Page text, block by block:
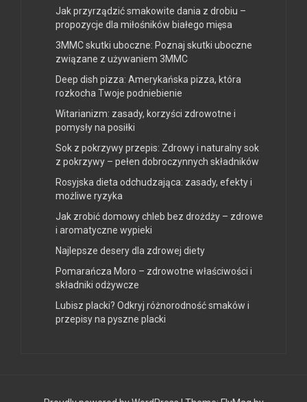
Jak przyrządzić smakowite dania z drobiu –
propozycje dla miłośników białego mięsa
3MMC skutki uboczne: Poznaj skutki uboczne
związane z używaniem 3MMC
Deep dish pizza: Amerykańska pizza, która
rozkocha Twoje podniebienie
Witarianizm: zasady, korzyści zdrowotne i
pomysły na posiłki
Sok z pokrzywy przepis: Zdrowy i naturalny sok
z pokrzywy – pełen dobroczynnych składników
Rosyjska dieta odchudzająca: zasady, efekty i
możliwe ryzyka
Jak zrobić domowy chleb bez drożdży – zdrowe
i aromatyczne wypieki
Najlepsze desery dla zdrowej diety
Pomarańcza Moro – zdrowotne właściwości i
składniki odżywcze
Lubisz placki? Odkryj różnorodność smaków i
przepisy na pyszne placki